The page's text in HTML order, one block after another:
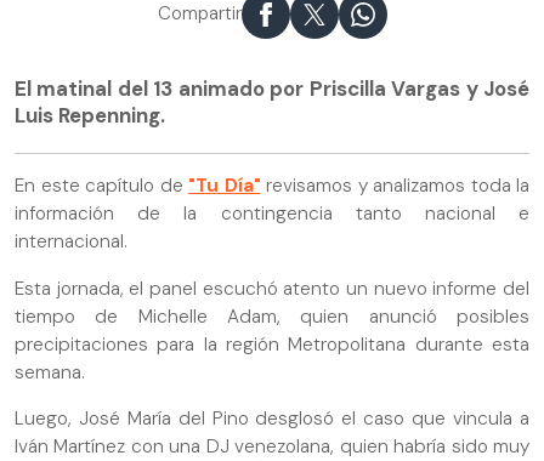
Compartir
El matinal del 13 animado por Priscilla Vargas y José
Luis Repenning.
En este capítulo de "Tu Día" revisamos y analizamos toda la
información de la contingencia tanto nacional e
internacional.
Esta jornada, el panel escuchó atento un nuevo informe del
tiempo de Michelle Adam, quien anunció posibles
precipitaciones para la región Metropolitana durante esta
semana.
Luego, José María del Pino desglosó el caso que vincula a
Iván Martínez con una DJ venezolana, quien habría sido muy